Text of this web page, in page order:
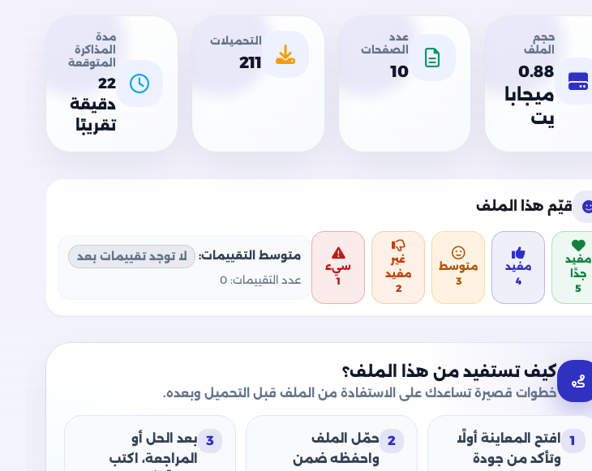
حجم
الملف
0.88
ميجابا
يت
عدد
الصفحات
10
التحميلات
211
مدة
المذاكرة
المتوقعة
22
دقيقة
تقريبًا
قيّم هذا الملف
مفيد
جدًا
5
مفيد
4
متوسط
3
غير
مفيد
2
سيء
1
متوسط التقييمات:
لا توجد تقييمات بعد
عدد التقييمات: 0
كيف تستفيد من هذا الملف؟
خطوات قصيرة تساعدك على الاستفادة من الملف قبل التحميل وبعده.
1
افتح المعاينة أولًا
وتأكد من جودة
2 حمّل الملف
واحفظه ضمن
3
بعد الحل أو
المراجعة، اكتب